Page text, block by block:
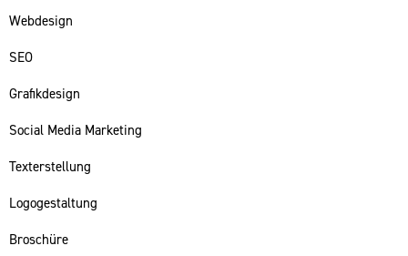
Webdesign
SEO
Grafikdesign
Social Media Marketing
Texterstellung
Logogestaltung
Broschüre